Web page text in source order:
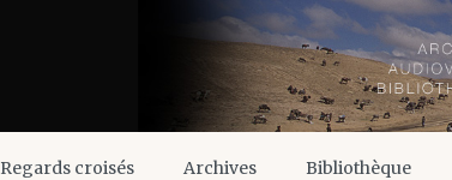
Regards croisés Archives Bibliothèque